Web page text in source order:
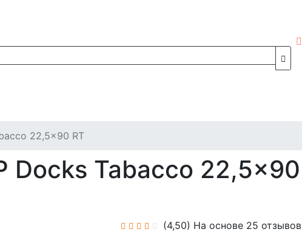
22,5x90 RT
Docks Tabacco 22,5x90
(4,50) На основе 25 отзывов